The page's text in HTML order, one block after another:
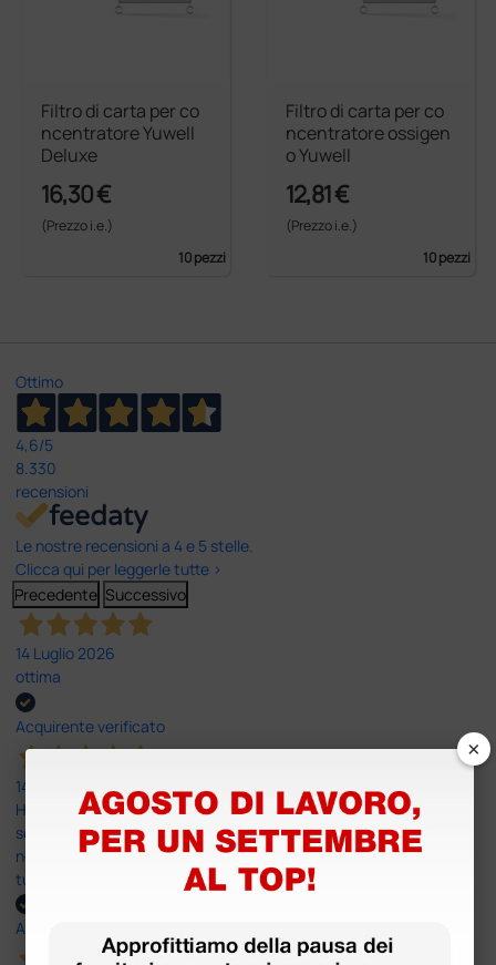
Filtro di carta per co
ncentratore Yuwell
Deluxe
16,30 €
(Prezzo i.e.)
10 pezzi
Filtro di carta per co
ncentratore ossigen
o Yuwell
12,81 €
(Prezzo i.e.)
10 pezzi
Ottimo
4,6/5
8.330
recensioni
Le nostre recensioni a 4 e 5 stelle.
Clicca qui per leggerle tutte >
Precedente Successivo
14 Luglio 2026
ottima
Acquirente verificato
14 Luglio 2026
Ho acquistato un ecografo da Doctor Shop e sono rimasto molto
soddisfatto dell'esperienza. Apparecchiatura di qualità, consegna
nei tempi previsti e un servizio clienti disponibile che ha risposto a
tutti i miei dubbi prima dell'acquisto. Consigliato
Acquirente verificato
×